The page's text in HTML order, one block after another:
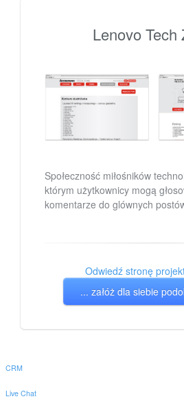
Lenovo Tech
Społeczność miłośników
którym użytkownicy mogą
komentarze do glównych
Odwiedź stronę
... załóż dla siebie
CRM
Live Chat